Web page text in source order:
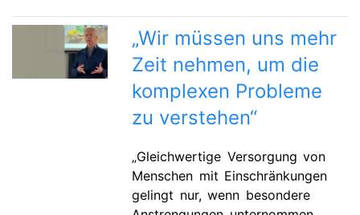
„Wir müssen uns mehr
Zeit nehmen, um die
komplexen Probleme
zu verstehen“
„Gleichwertige Versorgung von
Menschen mit Einschränkungen
gelingt nur, wenn besondere